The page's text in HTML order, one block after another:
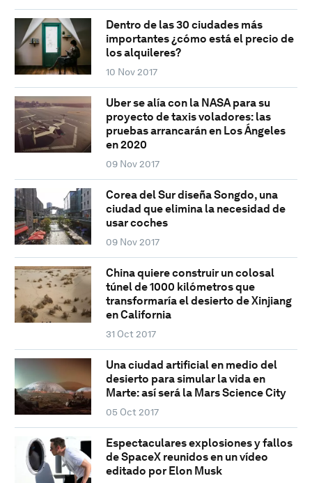
Dentro de las 30 ciudades más
importantes ¿cómo está el precio de
los alquileres?
10 Nov 2017
Uber se alía con la NASA para su
proyecto de taxis voladores: las
pruebas arrancarán en Los Ángeles
en 2020
09 Nov 2017
Corea del Sur diseña Songdo, una
ciudad que elimina la necesidad de
usar coches
09 Nov 2017
China quiere construir un colosal
túnel de 1000 kilómetros que
transformaría el desierto de Xinjiang
en California
31 Oct 2017
Una ciudad artificial en medio del
desierto para simular la vida en
Marte: así será la Mars Science City
05 Oct 2017
Espectaculares explosiones y fallos
de SpaceX reunidos en un vídeo
editado por Elon Musk